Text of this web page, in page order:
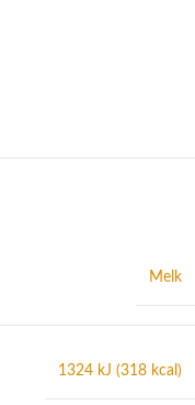
Melk
1324 kJ (318 kcal)